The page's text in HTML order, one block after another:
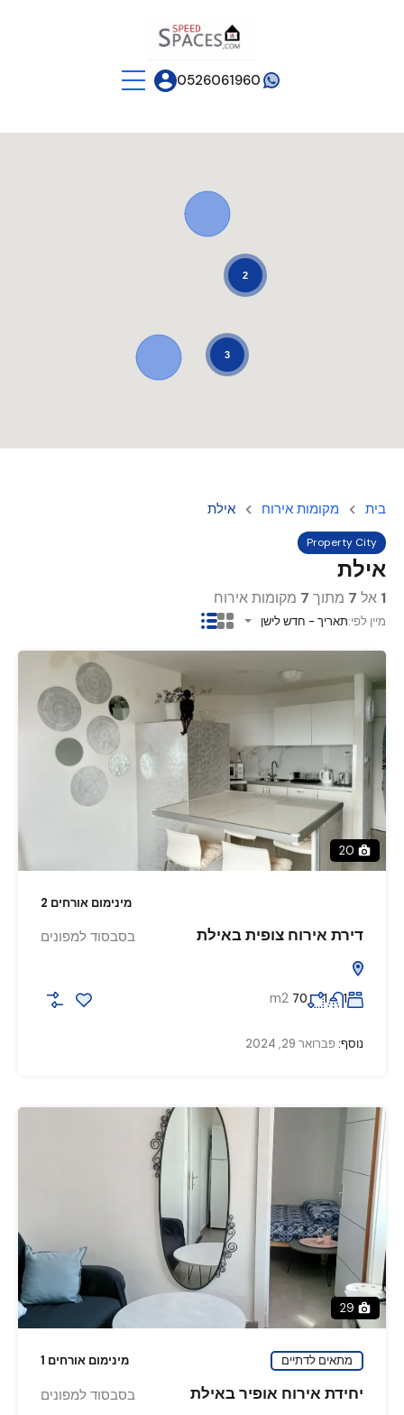
0526061960
2
3
בית מקומות אירוח אילת
Property City
אילת
1 אל 7 מתוך 7 מקומות אירוח
מיין לפי:תאריך - חדש לישן
20
מינימום אורחים 2
דירת אירוח צופית באילת בסבסוד למפונים
1
1
70
m2
נוסף:פברואר 29, 2024
29
מתאים לדתיים מינימום אורחים 1
יחידת אירוח אופיר באילת בסבסוד למפונים